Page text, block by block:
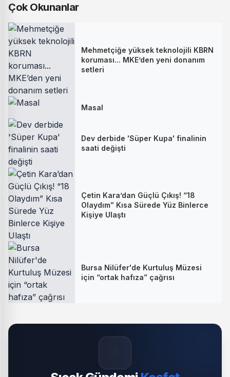
Çok Okunanlar
Mehmetçiğe yüksek teknolojili KBRN
koruması... MKE’den yeni donanım
setleri
Masal
Dev derbide 'Süper Kupa' finalinin
saati değişti
Çetin Kara’dan Güçlü Çıkış! “18
Olaydım” Kısa Sürede Yüz Binlerce
Kişiye Ulaştı
Bursa Nilüfer'de Kurtuluş Müzesi
için “ortak hafıza” çağrısı